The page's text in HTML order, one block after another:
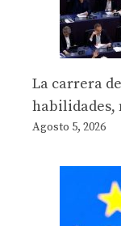
La carrera
habilidades,
Agosto 5, 2026